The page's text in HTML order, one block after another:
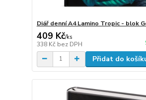
Diář denní A4 Lamino Tropic - blok
409 Kč/ks
338 Kč bez DPH
Přidat do